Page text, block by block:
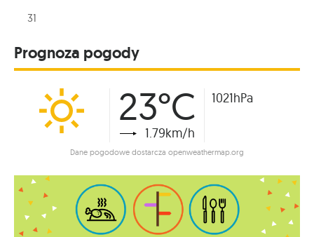
31
Prognoza pogody
23°C
1.79km/h
1021hPa
Dane pogodowe dostarcza openweathermap.org